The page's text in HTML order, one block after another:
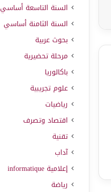
السنة التاسعة أساسي
السنة الثامنة أساسي
بحوث عربية
مرحلة تحضيرية
باكالوريا
علوم تجريبية
رياضيات
اقتصاد وتصرف
تقنية
آداب
إعلامية informatique
رياضة